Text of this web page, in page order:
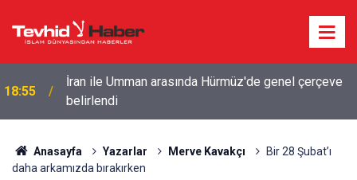
16:09
Ensarullah'a karşı kurulan koalisyonda Türkiye de
var.. Suud komutanı atadı
Anasayfa Yazarlar Merve Kavakçı
Bir 28 Şubat’ı
daha arkamızda bırakırken